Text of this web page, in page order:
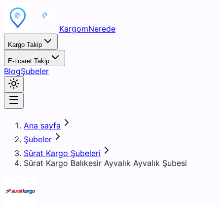
KargomNerede
Kargo Takip
E-ticaret Takip
BlogŞubeler
Ana sayfa
Şubeler
Sürat Kargo Şubeleri
Sürat Kargo Balıkesir Ayvalık Ayvalık Şubesi